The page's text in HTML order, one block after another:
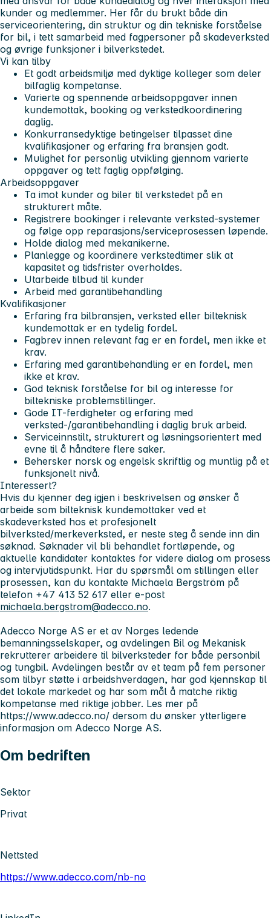
kunder og medlemmer. Her får du brukt både din
serviceorientering, din struktur og din tekniske forståelse
for bil, i tett samarbeid med fagpersoner på skadeverksted
og øvrige funksjoner i bilverkstedet.
Vi kan tilby
Et godt arbeidsmiljø med dyktige kolleger som deler
bilfaglig kompetanse.
Varierte og spennende arbeidsoppgaver innen
kundemottak, booking og verkstedkoordinering
daglig.
Konkurransedyktige betingelser tilpasset dine
kvalifikasjoner og erfaring fra bransjen godt.
Mulighet for personlig utvikling gjennom varierte
oppgaver og tett faglig oppfølging.
Arbeidsoppgaver
Ta imot kunder og biler til verkstedet på en
strukturert måte.
Registrere bookinger i relevante verksted-systemer
og følge opp reparasjons/serviceprosessen løpende.
Holde dialog med mekanikerne.
Planlegge og koordinere verkstedtimer slik at
kapasitet og tidsfrister overholdes.
Utarbeide tilbud til kunder
Arbeid med garantibehandling
Kvalifikasjoner
Erfaring fra bilbransjen, verksted eller bilteknisk
kundemottak er en tydelig fordel.
Fagbrev innen relevant fag er en fordel, men ikke et
krav.
Erfaring med garantibehandling er en fordel, men
ikke et krav.
God teknisk forståelse for bil og interesse for
biltekniske problemstillinger.
Gode IT-ferdigheter og erfaring med
verksted-/garantibehandling i daglig bruk arbeid.
Serviceinnstilt, strukturert og løsningsorientert med
evne til å håndtere flere saker.
Behersker norsk og engelsk skriftlig og muntlig på et
funksjonelt nivå.
Interessert?
Hvis du kjenner deg igjen i beskrivelsen og ønsker å
arbeide som bilteknisk kundemottaker ved et
skadeverksted hos et profesjonelt
bilverksted/merkeverksted, er neste steg å sende inn din
søknad. Søknader vil bli behandlet fortløpende, og
aktuelle kandidater kontaktes for videre dialog om prosess
og intervjutidspunkt. Har du spørsmål om stillingen eller
prosessen, kan du kontakte Michaela Bergström på
telefon +47 413 52 617 eller e-post
michaela.bergstrom@adecco.no.
Adecco Norge AS er et av Norges ledende
bemanningsselskaper, og avdelingen Bil og Mekanisk
rekrutterer arbeidere til bilverksteder for både personbil
og tungbil. Avdelingen består av et team på fem personer
som tilbyr støtte i arbeidshverdagen, har god kjennskap til
det lokale markedet og har som mål å matche riktig
kompetanse med riktige jobber. Les mer på
https://www.adecco.no/ dersom du ønsker ytterligere
informasjon om Adecco Norge AS.
Om bedriften
Sektor
Privat
Nettsted
https://www.adecco.com/nb-no